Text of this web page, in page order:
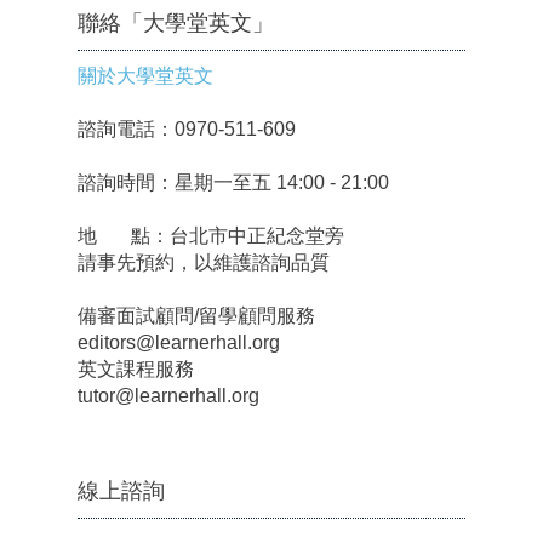
聯絡「大學堂英文」
關於大學堂英文
諮詢電話：0970-511-609
諮詢時間：星期一至五 14:00 - 21:00
地 點：台北市中正紀念堂旁
請事先預約，以維護諮詢品質
備審面試顧問/留學顧問服務
editors@learnerhall.org
英文課程服務
tutor@learnerhall.org
線上諮詢